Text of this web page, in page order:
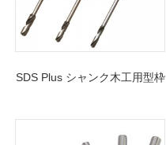
SDS Plus シャンク木工用型枠